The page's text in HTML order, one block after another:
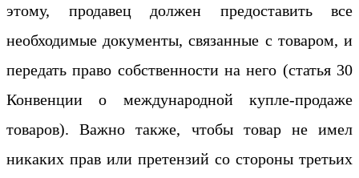
этому, продавец должен предоставить все
необходимые документы, связанные с товаром, и
передать право собственности на него (статья 30
Конвенции о международной купле-продаже
товаров). Важно также, чтобы товар не имел
никаких прав или претензий со стороны третьих